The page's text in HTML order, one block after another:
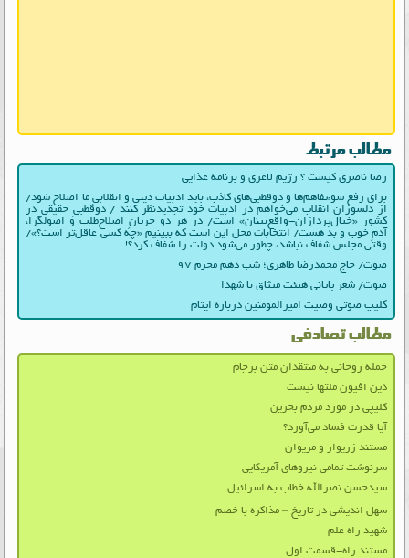
مطالب مرتبط
رضا ناصری کیست ؟ رژیم لاغری و برنامه غذایی
برای رفع سوءتفاهم‌ها و دوقطبی‌های کاذب، باید ادبیات دینی و انقلابیِ ما اصلاح شود/
از دلسوزان انقلاب می‌خواهم در ادبیات‌ خود تجدیدنظر کنند / دوقطبیِ حقیقی در
کشور «خیال‌پردازان-واقع‌بینان» است/ در هر دو جریانِ اصلاح‌طلب و اصولگرا،
آدمِ خوب و بد هست/ انتخابات محل این است که ببینیم «چه کسی عاقل‌تر است؟»/
وقتی مجلس شفاف نباشد، چطور می‌شود دولت را شفاف کرد؟!
صوت/ حاج محمدرضا طاهری؛ شب دهم محرم ۹۷
صوت/ شعر پایانی هیئت میثاق با شهدا
کلیپ صوتی وصیت امیرالمومنین درباره ایتام
مطالب تصادفی
حمله روحانی به منتقدان متن برجام
دین افیون ملتها نیست
کلیپی در مورد مردم بحرین
آیا قدرت فساد می‌آورد؟
مستند زریوار و مریوان
سرنوشت تمامی نیروهای آمریکایی
سیدحسن نصرالله خطاب به اسرائیل
سهل اندیشی در تاریخ – مذاکره با خصم
شهید راه علم
مستند راه-قسمت اول